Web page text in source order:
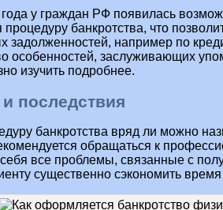
у граждан РФ появилась
банкротства, что
задолженностей, например по
особенностей, заслуживающих
изучить подробнее.
последствия
банкротства вряд ли можно
обращаться к
все проблемы, связанные с
существенно сэкономить